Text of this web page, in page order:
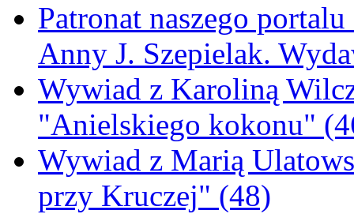
Patronat naszego
Anny J. Szepielak.
Wywiad z Karoliną
"Anielskiego kokonu"
Wywiad z Marią
przy Kruczej" (48)